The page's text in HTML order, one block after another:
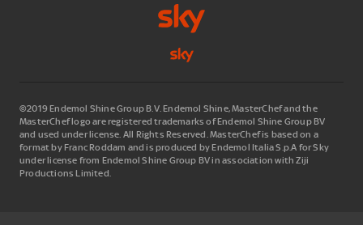
©2019 Endemol Shine Group B.V. Endemol Shine, MasterChef and the
MasterChef logo are registered trademarks of Endemol Shine Group BV
and used under license. All Rights Reserved. MasterChef is based on a
format by Franc Roddam and is produced by Endemol Italia S.p.A for Sky
under license from Endemol Shine Group BV in association with Ziji
Productions Limited.